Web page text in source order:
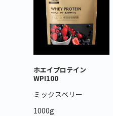
ホエイプロテイン
WPI100
ミックスベリー
1000g